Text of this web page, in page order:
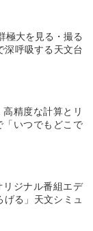
極大を見る・撮る
深呼吸する天文台
精度な計算とリ
いつでもどこで
ジナル番組エデ
げる」天文シミュ